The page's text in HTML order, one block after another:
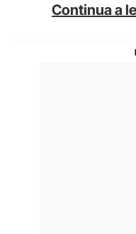
Continua a